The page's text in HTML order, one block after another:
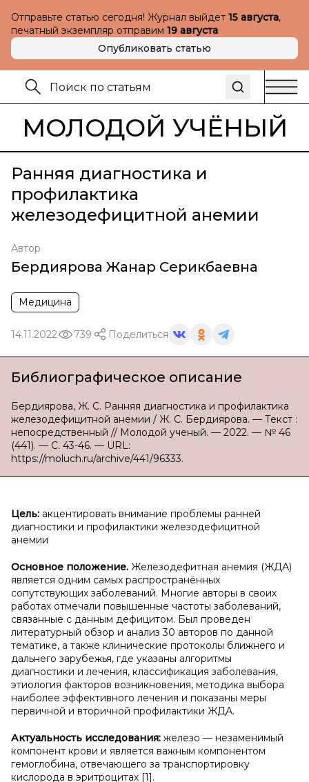
Отправьте статью сегодня! Журнал выйдет 15 августа,
печатный экземпляр отправим 19 августа
Опубликовать статью
МОЛОДОЙ УЧЁНЫЙ
Ранняя диагностика и
профилактика
железодефицитной анемии
Автор
Бердиярова Жанар Серикбаевна
Медицина
14.11.2022 739 Поделиться
Библиографическое описание
Бердиярова, Ж. С. Ранняя диагностика и профилактика
железодефицитной анемии / Ж. С. Бердиярова. — Текст :
непосредственный // Молодой ученый. — 2022. — № 46
(441). — С. 43-46. — URL:
https://moluch.ru/archive/441/96333.
Цель: акцентировать внимание проблемы ранней
диагностики и профилактики железодефицитной
анемии
Основное положение. Железодефитная анемия (ЖДА)
является одним самых распространённых
сопутствующих заболеваний. Многие авторы в своих
работах отмечали повышенные частоты заболеваний,
связанные с данным дефицитом. Был проведен
литературный обзор и анализ 30 авторов по данной
тематике, а также клинические протоколы ближнего и
дальнего зарубежья, где указаны алгоритмы
диагностики и лечения, классификация заболевания,
этиология факторов возникновения, методика выбора
наиболее эффективного лечения и показаны меры
первичной и вторичной профилактики ЖДА.
Актуальность исследования: железо — незаменимый
компонент крови и является важным компонентом
гемоглобина, отвечающего за транспортировку
кислорода в эритроцитах [1].